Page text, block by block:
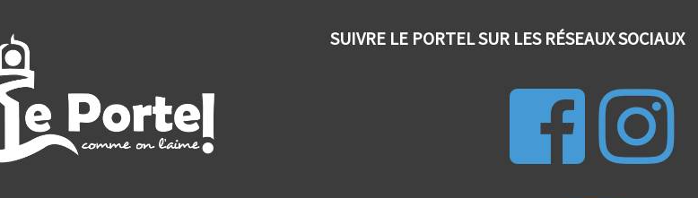
SUIVRE LE PORTEL SUR LES RÉSEAUX SOCIAUX